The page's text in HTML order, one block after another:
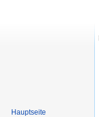
Hauptseite